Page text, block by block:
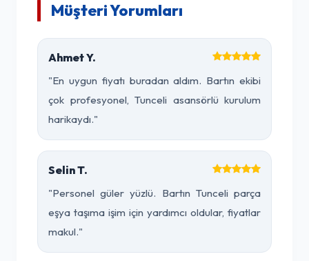
Müşteri Yorumları
Ahmet Y.
"En uygun fiyatı buradan aldım. Bartın ekibi
çok profesyonel, Tunceli asansörlü kurulum
harikaydı."
Selin T.
"Personel güler yüzlü. Bartın Tunceli parça
eşya taşıma işim için yardımcı oldular, fiyatlar
makul."